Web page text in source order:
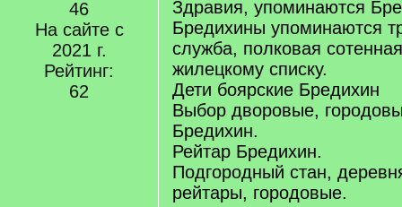
46
На сайте с
2021 г.
Рейтинг:
62
Здравия, упоминаются
Бредихины упоминаются
служба, полковая
жилецкому списку.
Дети боярские Бредихин
Выбор дворовые,
Бредихин.
Рейтар Бредихин.
Подгородный стан,
рейтары, городовые.